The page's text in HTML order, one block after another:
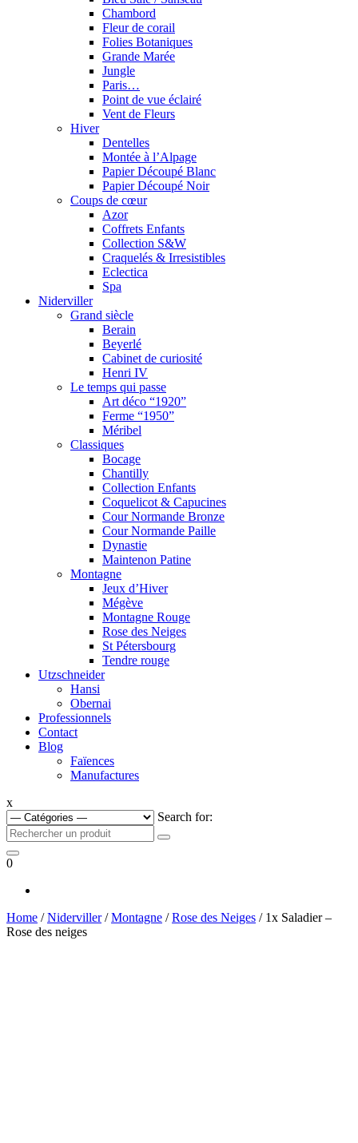
Chambord
Fleur de corail
Folies Botaniques
Grande Marée
Jungle
Paris…
Point de vue éclairé
Vent de Fleurs
Hiver
Dentelles
Montée à l’Alpage
Papier Découpé Blanc
Papier Découpé Noir
Coups de cœur
Azor
Coffrets Enfants
Collection S&W
Craquelés & Irresistibles
Eclectica
Spa
Niderviller
Grand siècle
Berain
Beyerlé
Cabinet de curiosité
Henri IV
Le temps qui passe
Art déco “1920”
Ferme “1950”
Méribel
Classiques
Bocage
Chantilly
Collection Enfants
Coquelicot & Capucines
Cour Normande Bronze
Cour Normande Paille
Dynastie
Maintenon Patine
Montagne
Jeux d’Hiver
Mégève
Montagne Rouge
Rose des Neiges
St Pétersbourg
Tendre rouge
Utzschneider
Hansi
Obernai
Professionnels
Contact
Blog
Faïences
Manufactures
x
Search for:
0
Home /Niderviller/Montagne /Rose des Neiges / 1x Saladier –
Rose des neiges